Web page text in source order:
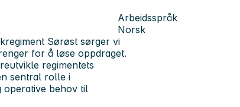
Arbeidsspråk
Norsk
Sørøst sørger vi
for å løse oppdraget.
regimentets
sentral rolle i
operative behov til